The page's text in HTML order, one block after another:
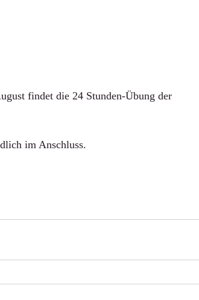
findet die 24 Stunden-Übung der
im Anschluss.